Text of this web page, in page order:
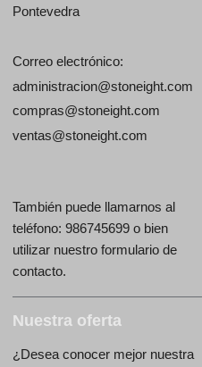
Pontevedra
Correo electrónico:
administracion@stoneight.com
compras@stoneight.com
ventas@stoneight.com
También puede llamarnos al
teléfono: 986745699 o bien
utilizar nuestro formulario de
contacto.
Nuestra oferta
¿Desea conocer mejor nuestra